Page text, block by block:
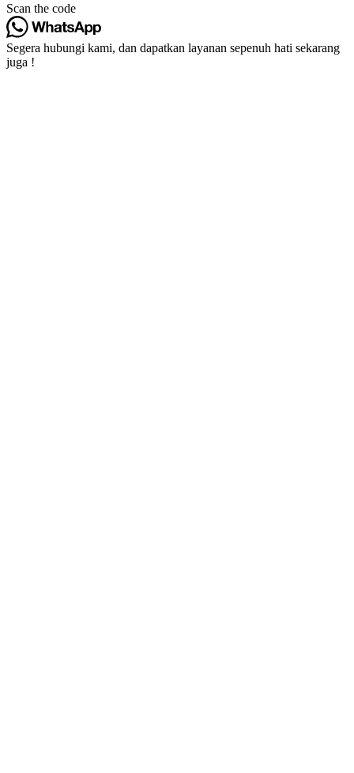
Scan the code
Segera hubungi kami, dan dapatkan layanan sepenuh hati sekarang
juga !